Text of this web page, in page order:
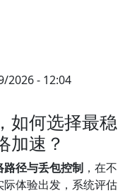
2026 - 12:04
如何选择最稳
加速？
径与丢包控制 ，在不
体验出发，系统评估